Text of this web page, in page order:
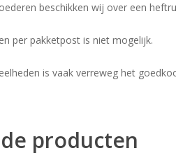
beschikken wij over een
per pakketpost is niet mogelijk.
is vaak verreweg het
producten